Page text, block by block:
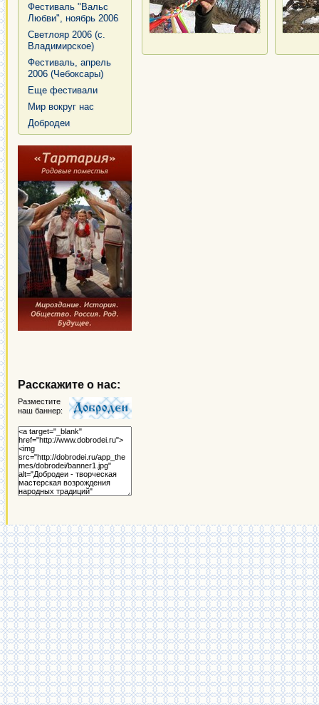
Фестиваль "Вальс
Любви", ноябрь 2006
Светлояр 2006 (с.
Владимирское)
Фестиваль, апрель
2006 (Чебоксары)
Еще фестивали
Мир вокруг нас
Добродеи
Расскажите о нас:
Разместите
наш баннер: